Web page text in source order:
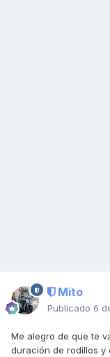
Mito
Publicado 6
Me alegro de que te
duración de rodillos y